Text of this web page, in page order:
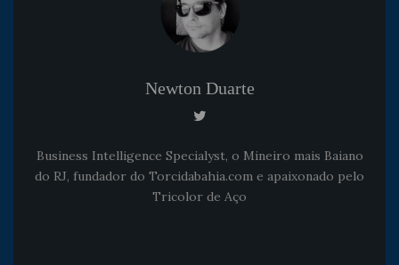
Newton Duarte
Business Intelligence Specialyst, o Mineiro mais Baiano
do RJ, fundador do Torcidabahia.com e apaixonado pelo
Tricolor de Aço